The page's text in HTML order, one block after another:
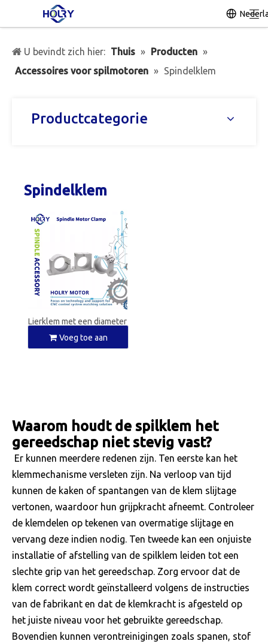
U bevindt zich hier: Thuis » Producten »
Accessoires voor spilmotoren » Spindelklem
Productcategorie
Spindelklem
Lierklem met een diameter
van 48-125 mm voor
liermotor
Voeg toe aan
Waarom houdt de spilklem het
gereedschap niet stevig vast?
Er kunnen meerdere redenen zijn. Ten eerste kan het
klemmechanisme versleten zijn. Na verloop van tijd
kunnen de kaken of spantangen van de klem slijtage
vertonen, waardoor hun grijpkracht afneemt. Controleer
de klemdelen op tekenen van overmatige slijtage en
vervang deze indien nodig. Ten tweede kan een onjuiste
installatie of afstelling van de spilklem leiden tot een
slechte grip van het gereedschap. Zorg ervoor dat de
klem correct wordt geïnstalleerd volgens de instructies
van de fabrikant en dat de klemkracht is afgesteld op
het juiste niveau voor het gebruikte gereedschap.
Bovendien kunnen verontreinigingen zoals spanen, stof